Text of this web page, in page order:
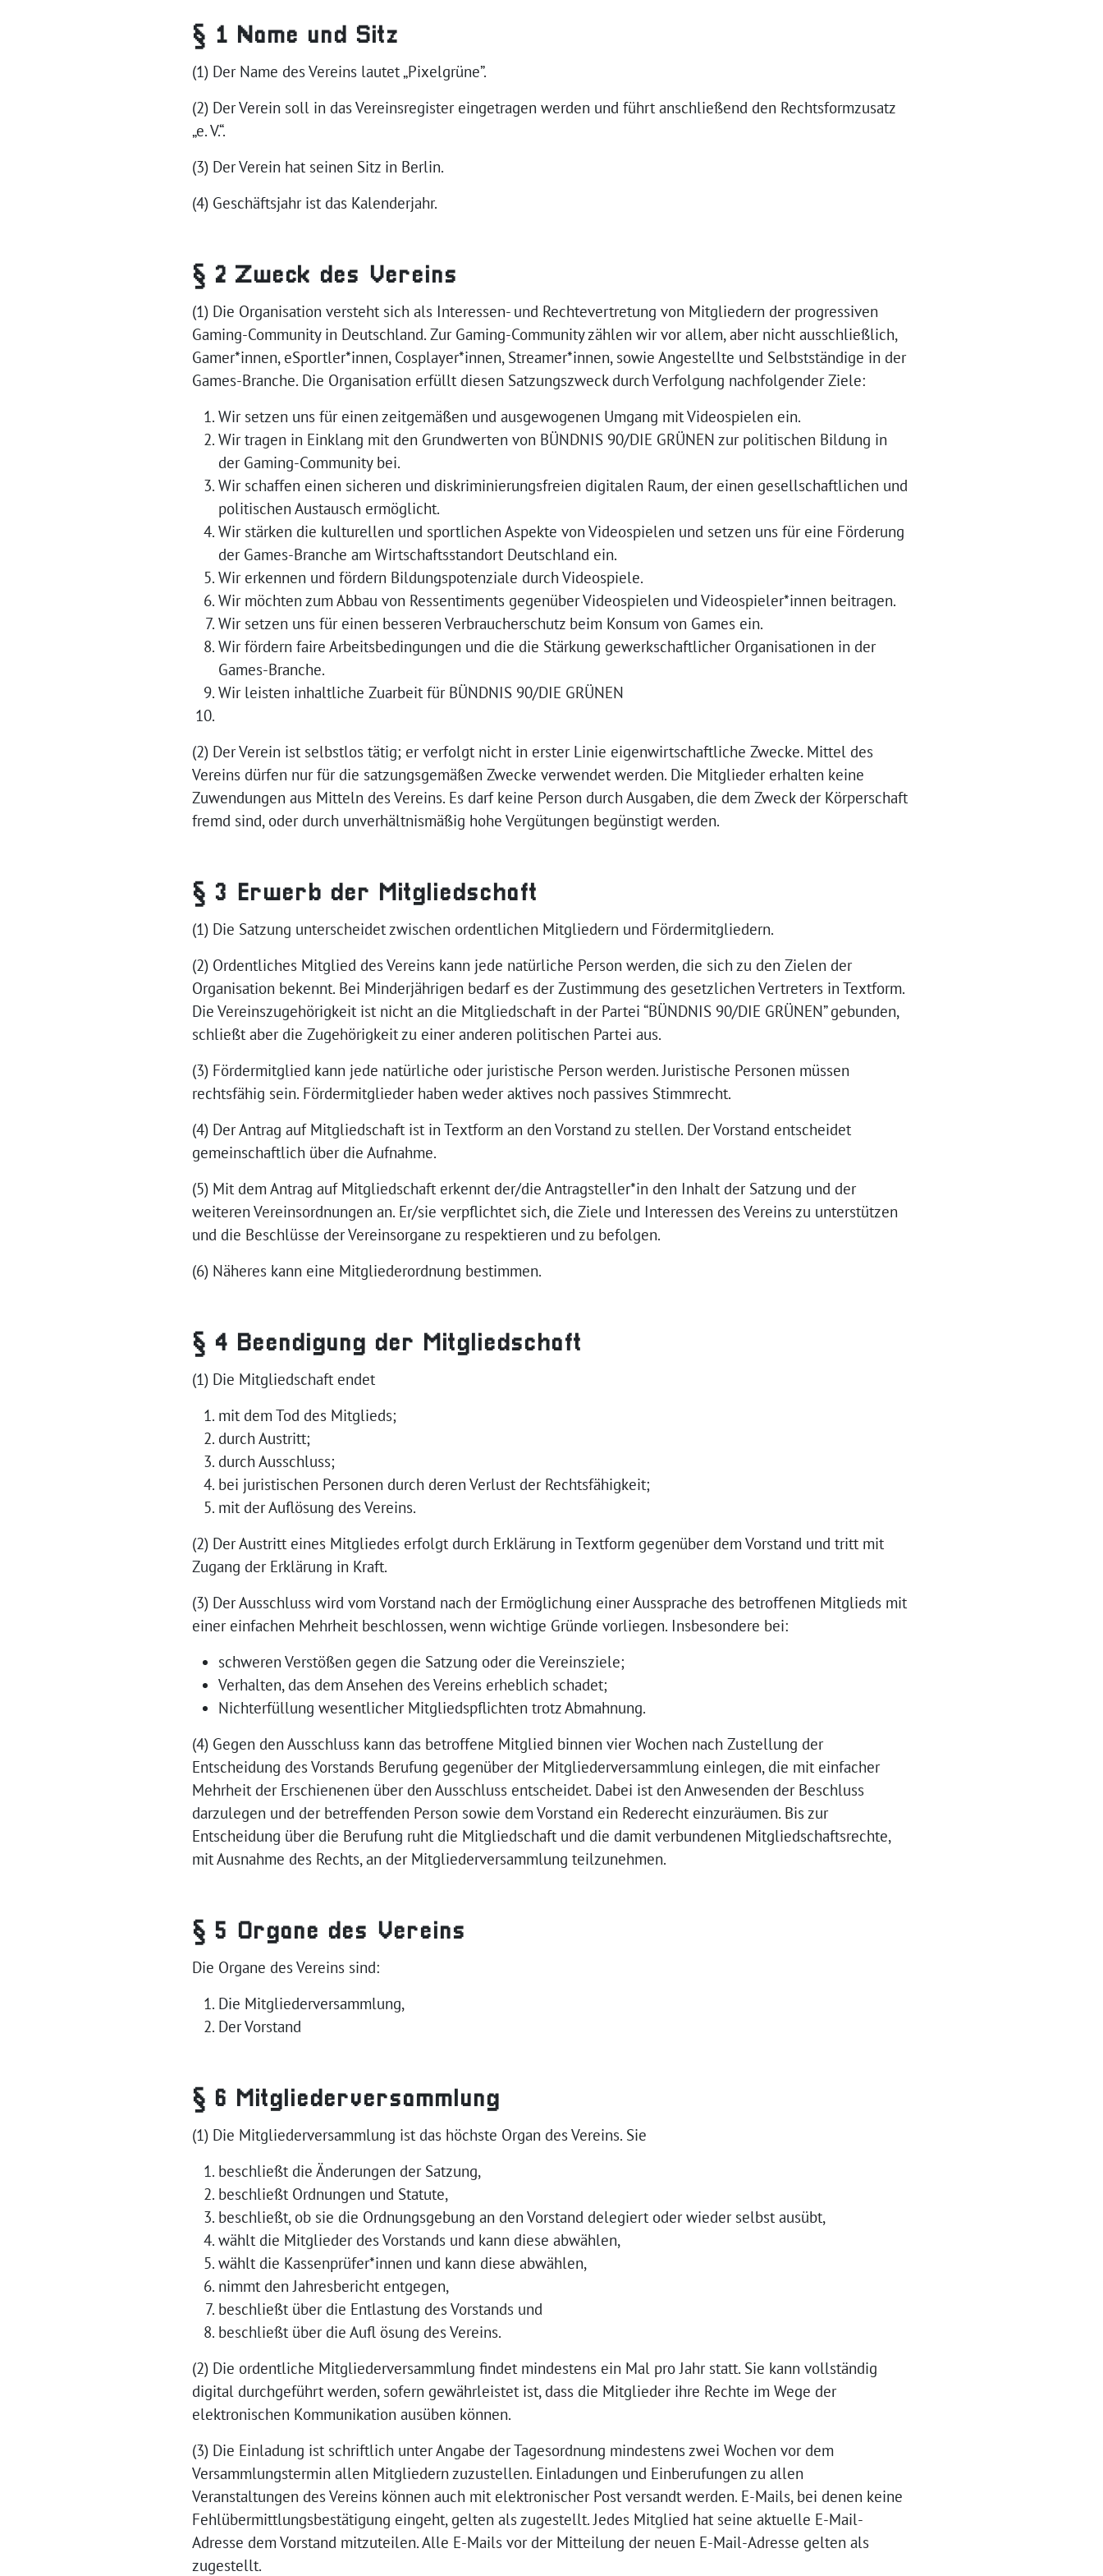
§ 1 Name und Sitz
(1) Der Name des Vereins lautet „Pixelgrüne”.
(2) Der Verein soll in das Vereinsregister eingetragen werden und führt anschließend den Rechtsformzusatz
„e. V.“.
(3) Der Verein hat seinen Sitz in Berlin.
(4) Geschäftsjahr ist das Kalenderjahr.
§ 2 Zweck des Vereins
(1) Die Organisation versteht sich als Interessen- und Rechtevertretung von Mitgliedern der progressiven
Gaming-Community in Deutschland. Zur Gaming-Community zählen wir vor allem, aber nicht ausschließlich,
Gamer*innen, eSportler*innen, Cosplayer*innen, Streamer*innen, sowie Angestellte und Selbstständige in der
Games-Branche. Die Organisation erfüllt diesen Satzungszweck durch Verfolgung nachfolgender Ziele:
Wir setzen uns für einen zeitgemäßen und ausgewogenen Umgang mit Videospielen ein.
Wir tragen in Einklang mit den Grundwerten von BÜNDNIS 90/DIE GRÜNEN zur politischen Bildung in
der Gaming-Community bei.
Wir schaffen einen sicheren und diskriminierungsfreien digitalen Raum, der einen gesellschaftlichen und
politischen Austausch ermöglicht.
Wir stärken die kulturellen und sportlichen Aspekte von Videospielen und setzen uns für eine Förderung
der Games-Branche am Wirtschaftsstandort Deutschland ein.
Wir erkennen und fördern Bildungspotenziale durch Videospiele.
Wir möchten zum Abbau von Ressentiments gegenüber Videospielen und Videospieler*innen beitragen.
Wir setzen uns für einen besseren Verbraucherschutz beim Konsum von Games ein.
Wir fördern faire Arbeitsbedingungen und die die Stärkung gewerkschaftlicher Organisationen in der
Games-Branche.
Wir leisten inhaltliche Zuarbeit für BÜNDNIS 90/DIE GRÜNEN
(2) Der Verein ist selbstlos tätig; er verfolgt nicht in erster Linie eigenwirtschaftliche Zwecke. Mittel des
Vereins dürfen nur für die satzungsgemäßen Zwecke verwendet werden. Die Mitglieder erhalten keine
Zuwendungen aus Mitteln des Vereins. Es darf keine Person durch Ausgaben, die dem Zweck der Körperschaft
fremd sind, oder durch unverhältnismäßig hohe Vergütungen begünstigt werden.
§ 3 Erwerb der Mitgliedschaft
(1) Die Satzung unterscheidet zwischen ordentlichen Mitgliedern und Fördermitgliedern.
(2) Ordentliches Mitglied des Vereins kann jede natürliche Person werden, die sich zu den Zielen der
Organisation bekennt. Bei Minderjährigen bedarf es der Zustimmung des gesetzlichen Vertreters in Textform.
Die Vereinszugehörigkeit ist nicht an die Mitgliedschaft in der Partei “BÜNDNIS 90/DIE GRÜNEN” gebunden,
schließt aber die Zugehörigkeit zu einer anderen politischen Partei aus.
(3) Fördermitglied kann jede natürliche oder juristische Person werden. Juristische Personen müssen
rechtsfähig sein. Fördermitglieder haben weder aktives noch passives Stimmrecht.
(4) Der Antrag auf Mitgliedschaft ist in Textform an den Vorstand zu stellen. Der Vorstand entscheidet
gemeinschaftlich über die Aufnahme.
(5) Mit dem Antrag auf Mitgliedschaft erkennt der/die Antragsteller*in den Inhalt der Satzung und der
weiteren Vereinsordnungen an. Er/sie verpflichtet sich, die Ziele und Interessen des Vereins zu unterstützen
und die Beschlüsse der Vereinsorgane zu respektieren und zu befolgen.
(6) Näheres kann eine Mitgliederordnung bestimmen.
§ 4 Beendigung der Mitgliedschaft
(1) Die Mitgliedschaft endet
mit dem Tod des Mitglieds;
durch Austritt;
durch Ausschluss;
bei juristischen Personen durch deren Verlust der Rechtsfähigkeit;
mit der Auflösung des Vereins.
(2) Der Austritt eines Mitgliedes erfolgt durch Erklärung in Textform gegenüber dem Vorstand und tritt mit
Zugang der Erklärung in Kraft.
(3) Der Ausschluss wird vom Vorstand nach der Ermöglichung einer Aussprache des betroffenen Mitglieds mit
einer einfachen Mehrheit beschlossen, wenn wichtige Gründe vorliegen. Insbesondere bei:
schweren Verstößen gegen die Satzung oder die Vereinsziele;
Verhalten, das dem Ansehen des Vereins erheblich schadet;
Nichterfüllung wesentlicher Mitgliedspflichten trotz Abmahnung.
(4) Gegen den Ausschluss kann das betroffene Mitglied binnen vier Wochen nach Zustellung der
Entscheidung des Vorstands Berufung gegenüber der Mitgliederversammlung einlegen, die mit einfacher
Mehrheit der Erschienenen über den Ausschluss entscheidet. Dabei ist den Anwesenden der Beschluss
darzulegen und der betreffenden Person sowie dem Vorstand ein Rederecht einzuräumen. Bis zur
Entscheidung über die Berufung ruht die Mitgliedschaft und die damit verbundenen Mitgliedschaftsrechte,
mit Ausnahme des Rechts, an der Mitgliederversammlung teilzunehmen.
§ 5 Organe des Vereins
Die Organe des Vereins sind:
Die Mitgliederversammlung,
Der Vorstand
§ 6 Mitgliederversammlung
(1) Die Mitgliederversammlung ist das höchste Organ des Vereins. Sie
beschließt die Änderungen der Satzung,
beschließt Ordnungen und Statute,
beschließt, ob sie die Ordnungsgebung an den Vorstand delegiert oder wieder selbst ausübt,
wählt die Mitglieder des Vorstands und kann diese abwählen,
wählt die Kassenprüfer*innen und kann diese abwählen,
nimmt den Jahresbericht entgegen,
beschließt über die Entlastung des Vorstands und
beschließt über die Aufl ösung des Vereins.
(2) Die ordentliche Mitgliederversammlung findet mindestens ein Mal pro Jahr statt. Sie kann vollständig
digital durchgeführt werden, sofern gewährleistet ist, dass die Mitglieder ihre Rechte im Wege der
elektronischen Kommunikation ausüben können.
(3) Die Einladung ist schriftlich unter Angabe der Tagesordnung mindestens zwei Wochen vor dem
Versammlungstermin allen Mitgliedern zuzustellen. Einladungen und Einberufungen zu allen
Veranstaltungen des Vereins können auch mit elektronischer Post versandt werden. E-Mails, bei denen keine
Fehlübermittlungsbestätigung eingeht, gelten als zugestellt. Jedes Mitglied hat seine aktuelle E-Mail-
Adresse dem Vorstand mitzuteilen. Alle E-Mails vor der Mitteilung der neuen E-Mail-Adresse gelten als
zugestellt.